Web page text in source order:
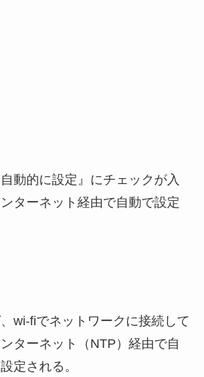
動的に設定』にチェックが入
ターネット経由で自動で設定
wi-fiでネットワークに接続して
ターネット（NTP）経由で自
定される。